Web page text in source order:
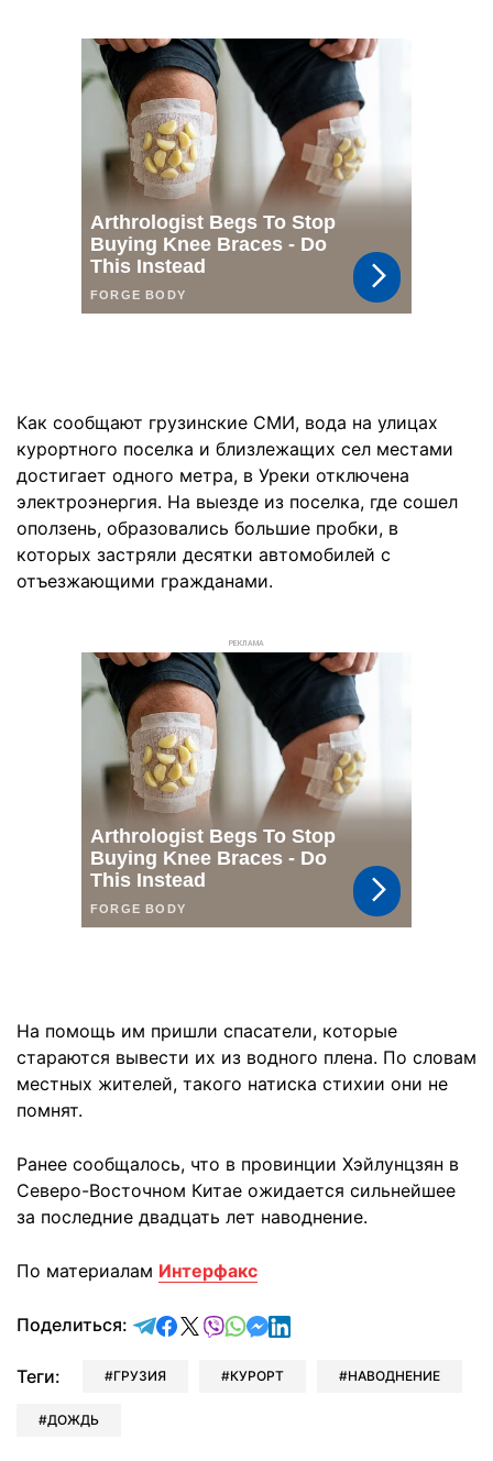
Как сообщают грузинские СМИ, вода на улицах
курортного поселка и близлежащих сел местами
достигает одного метра, в Уреки отключена
электроэнергия. На выезде из поселка, где сошел
оползень, образовались большие пробки, в
которых застряли десятки автомобилей с
отъезжающими гражданами.
РЕКЛАМА
На помощь им пришли спасатели, которые
стараются вывести их из водного плена. По словам
местных жителей, такого натиска стихии они не
помнят.
Ранее сообщалось, что в провинции Хэйлунцзян в
Северо-Восточном Китае ожидается сильнейшее
за последние двадцать лет наводнение.
По материалам Интерфакс
Поделиться: отправить в Telegram
поделиться в Facebook
поделиться в X
отправить в Viber
отправить в Whatsapp
отправить в Messenger
отправить в LinkedIn
Теги: ГРУЗИЯ КУРОРТ НАВОДНЕНИЕ
ДОЖДЬ